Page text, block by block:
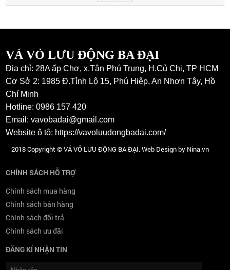
VÁ VỎ LƯU ĐỘNG BA ĐẠI
Địa chỉ: 28A ấp Chợ, x.Tân Phú Trung, H.Củ Chi, TP HCM
Cơ Sở 2: 1985 Đ.Tỉnh Lộ 15, Phú Hiệp, An Nhơn Tây, Hồ
Chí Minh
Hotline: 0986 157 420
Email: vavobadai@gmail.com
Website ô tô: https://vavoluudongbadai.com/
2018 Copyright © VÁ VỎ LƯU ĐỘNG BA ĐẠI. Web Design by Nina.vn
CHÍNH SÁCH HỖ TRỢ
Chính sách mua hàng
Chính sách bán hàng
Chính sách đổi trả
Chính sách ưu đãi
ĐĂNG KÍ NHẬN TIN